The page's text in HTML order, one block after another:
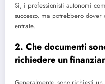
Sì, i professionisti autonomi
successo, ma potrebbero
entrate.
2. Che documenti
richiedere un